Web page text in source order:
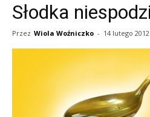
Słodka
Przez Wiola Woźniczko - 14 lutego 2012